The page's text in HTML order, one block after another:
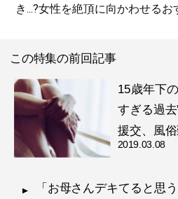
き...?女性を絶頂に向かわせる
この特集の前回記事
15歳年下
すぎる過去
援交、風
2019.03.08
「お母さんデキてると思